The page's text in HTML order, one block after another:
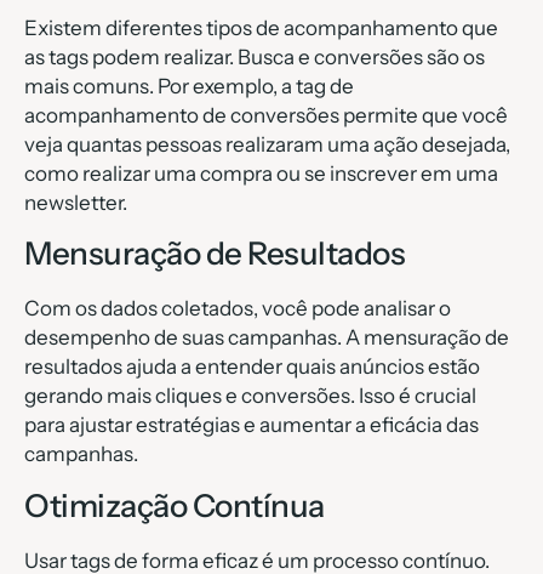
Existem diferentes tipos de acompanhamento que
as tags podem realizar. Busca e conversões são os
mais comuns. Por exemplo, a tag de
acompanhamento de conversões permite que você
veja quantas pessoas realizaram uma ação desejada,
como realizar uma compra ou se inscrever em uma
newsletter.
Mensuração de Resultados
Com os dados coletados, você pode analisar o
desempenho de suas campanhas. A mensuração de
resultados ajuda a entender quais anúncios estão
gerando mais cliques e conversões. Isso é crucial
para ajustar estratégias e aumentar a eficácia das
campanhas.
Otimização Contínua
Usar tags de forma eficaz é um processo contínuo.